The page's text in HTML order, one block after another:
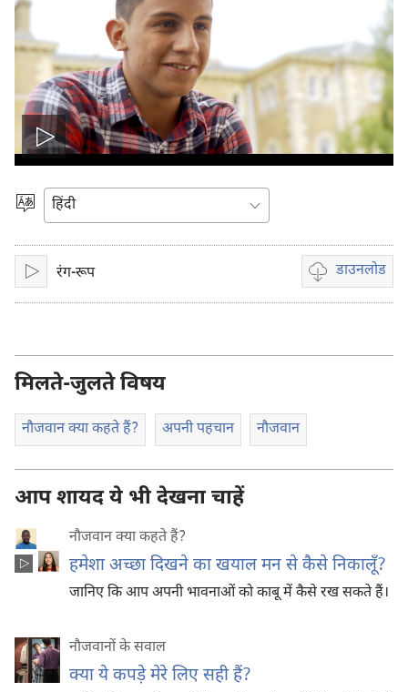
वीडियो
चलाइए
भाषा
चलाइएरंग-रूप डाउनलोड
वीडियो
रिकॉर्डिंग
मिलते-जुलते विषय
नौजवान क्या कहते हैं? अपनी पहचान नौजवान
आप शायद ये भी देखना चाहें
नौजवान क्या कहते हैं?
हमेशा अच्छा दिखने का खयाल मन से कैसे निकालूँ?
जानिए कि आप अपनी भावनाओं को काबू में कैसे रख सकते हैं।
नौजवानों के सवाल
क्या ये कपड़े मेरे लिए सही हैं?